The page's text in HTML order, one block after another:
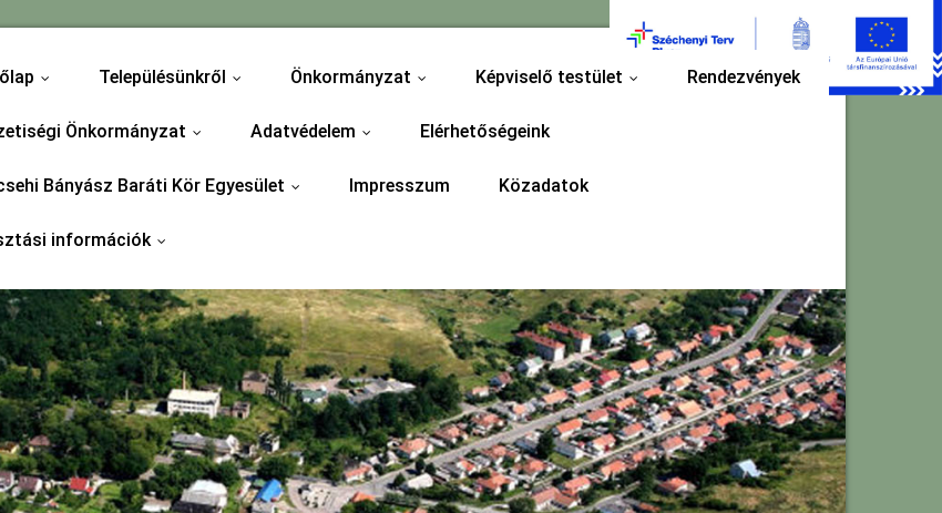
Településünkről Önkormányzat Képviselő testület Rendezvények
Önkormányzat Adatvédelem Elérhetőségeink
Bányász Baráti Kör Egyesület Impresszum Közadatok
információk